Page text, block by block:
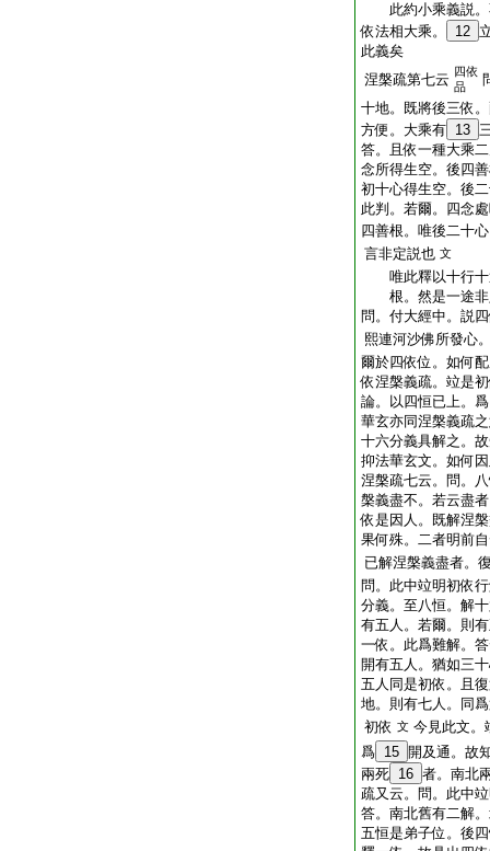
此約小乘義説。
依法相大乘。
12
此義矣
涅槃疏第七云 四依
品
十地。既將後三依
方便。大乘有 13
答。且依一種大乘
念所得生空。後四
初十心得生空。後
此判。若爾。四念
四善根。唯後二十
言非定説也 文
唯此釋以十行十
根。然是一途非
問。付大經中。説
熙連河沙佛所發心
爾於四依位。如何
依涅槃義疏。竝是
論。以四恒已上。
華玄亦同涅槃義疏
十六分義具解之。
抑法華玄文。如何
涅槃疏七云。問。
槃義盡不。若云盡
依是因人。既解涅
果何殊。二者明前
已解涅槃義盡者。
問。此中竝明初依
分義。至八恒。解
有五人。若爾。則
一依。此爲難解。
開有五人。猶如三
五人同是初依。且
地。則有七人。同
初依 文 今見此文。
爲 15 開及通。故
兩死 16 者。南北
疏又云。問。此中
答。南北舊有二解
五恒是弟子位。後